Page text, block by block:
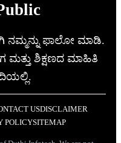
ನಮ್ಮನ್ನು ಫಾಲೋ ಮಾಡಿ.
ಶಿಕ್ಷಣದ ಮಾಹಿತಿ
USDISCLAIMER
POLICYSITEMAP